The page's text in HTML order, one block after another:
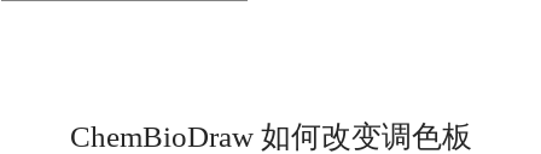
ChemBioDraw 如何改变调色板